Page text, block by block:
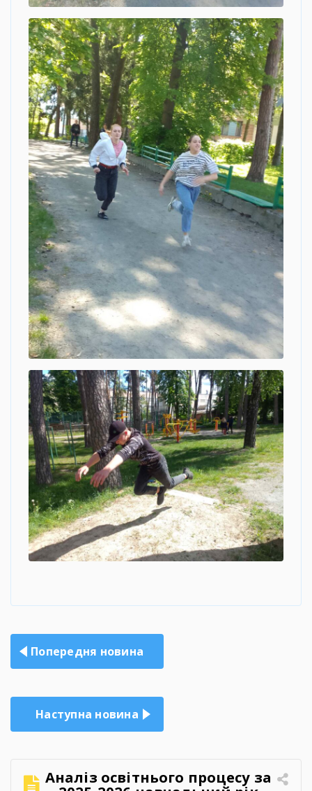
Навігація
записів
Попередня новина
Наступна новина
Аналіз освітнього процесу за